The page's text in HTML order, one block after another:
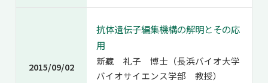
2015/09/02
抗体遺伝子編集機構の解明とその応
用
新藏 礼子 博士（長浜バイオ大学
バイオサイエンス学部 教授）